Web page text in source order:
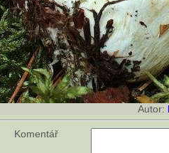
Autor:
Komentář